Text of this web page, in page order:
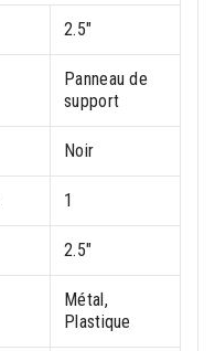
2.5"
Panneau de
support
Noir
1
2.5"
Métal,
Plastique